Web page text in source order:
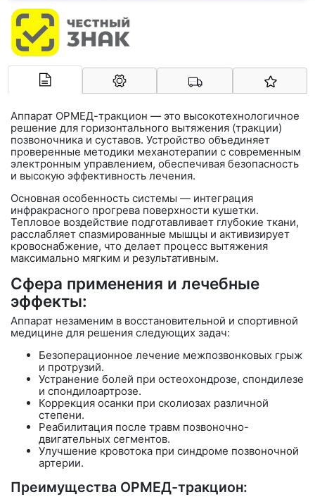
Арконт-Мед
Аппарат ОРМЕД-тракцион — это высокотехнологичное
решение для горизонтального вытяжения (тракции)
позвоночника и суставов. Устройство объединяет
проверенные методики механотерапии с современным
электронным управлением, обеспечивая безопасность
и высокую эффективность лечения.
Основная особенность системы — интеграция
инфракрасного прогрева поверхности кушетки.
Тепловое воздействие подготавливает глубокие ткани,
расслабляет спазмированные мышцы и активизирует
кровоснабжение, что делает процесс вытяжения
максимально мягким и результативным.
Сфера применения и лечебные
эффекты:
Аппарат незаменим в восстановительной и спортивной
медицине для решения следующих задач:
Безоперационное лечение межпозвонковых грыж
и протрузий.
Устранение болей при остеохондрозе, спондилезе
и спондилоартрозе.
Коррекция осанки при сколиозах различной
степени.
Реабилитация после травм позвоночно-
двигательных сегментов.
Улучшение кровотока при синдроме позвоночной
артерии.
Преимущества ОРМЕД-тракцион: